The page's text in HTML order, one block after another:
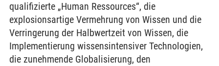
qualifizierte „Human Ressources“, die
explosionsartige Vermehrung von Wissen und die
Verringerung der Halbwertzeit von Wissen, die
Implementierung wissensintensiver Technologien,
die zunehmende Globalisierung, den